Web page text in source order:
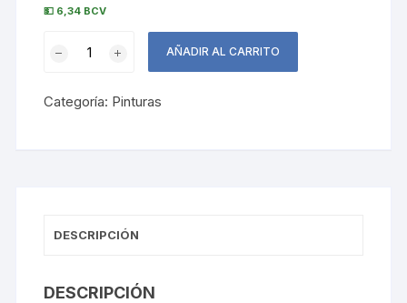
💵 6,34 BCV
Brillante
AÑADIR AL CARRITO
Categoría: Pinturas
DESCRIPCIÓN
DESCRIPCIÓN